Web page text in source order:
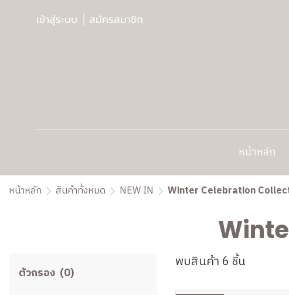
เข้าสู่ระบบ สมัครสมาชิก
หน้าหลัก
หน้าหลัก สินค้าทั้งหมด NEW IN Winter Celebration
ตัวกรอง (0)
พบสินค้า 6 ชิ้น